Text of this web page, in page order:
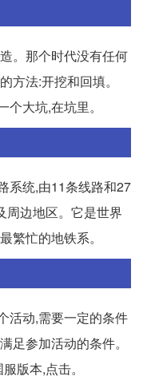
。那个时代没有任何
方法:开挖和回填。
大坑,在坑里。
系统,由11条线路和27
周边地区。它是世界
繁忙的地铁系。
活动,需要一定的条件
足参加活动的条件。
版本,点击。